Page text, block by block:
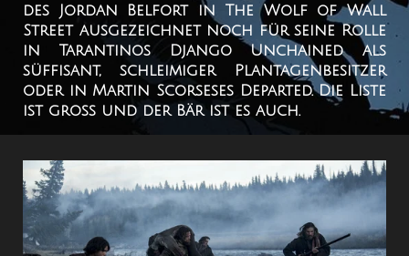
des Jordan Belfort in The Wolf of Wall
Street ausgezeichnet noch für seine Rolle
in Tarantinos Django Unchained als
süffisant, schleimiger Plantagenbesitzer
oder in Martin Scorseses Departed. Die Liste
ist groß und der Bär ist es auch.